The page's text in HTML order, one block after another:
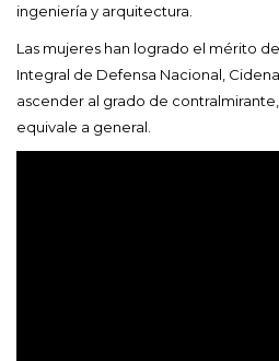
ingeniería y arquitectura.
Las mujeres han logrado el mérito
Integral de Defensa Nacional,
ascender al grado de
equivale a general.